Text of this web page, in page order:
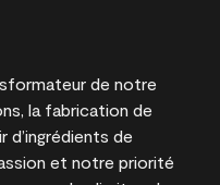
de notre
la fabrication de
de
et notre priorité